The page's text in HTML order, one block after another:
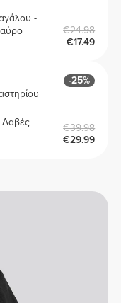
-
€24.98
€17.49
Λαβές
-25%
€39.98
€29.99